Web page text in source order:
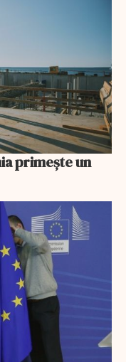
primește un